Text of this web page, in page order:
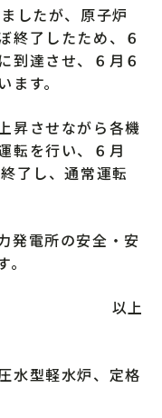
したが、原子炉
終了したため、６
到達させ、６月６
す。
昇させながら各機
転を行い、６月
了し、通常運転
発電所の安全・安
以上
水型軽水炉、定格